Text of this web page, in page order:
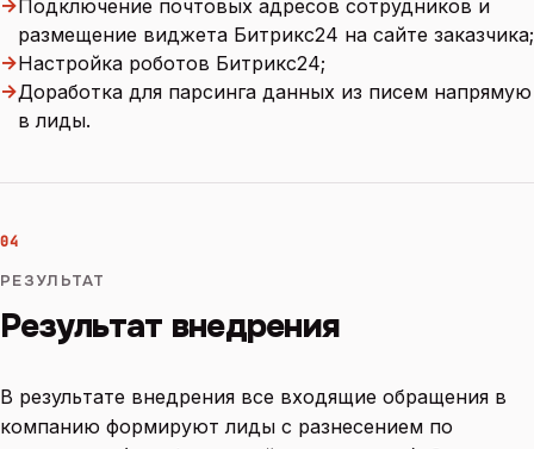
→ Подключение почтовых адресов сотрудников и
размещение виджета Битрикс24 на сайте заказчика;
→Настройка роботов Битрикс24;
→Доработка для парсинга данных из писем напрямую
в лиды.
04
РЕЗУЛЬТАТ
Результат внедрения
В результате внедрения все входящие обращения в
компанию формируют лиды с разнесением по